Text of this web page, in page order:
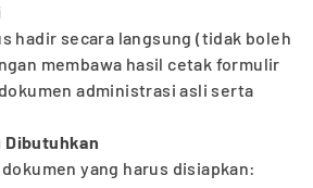
hadir secara langsung (tidak boleh
membawa hasil cetak formulir
administrasi asli serta
Dibutuhkan
yang harus disiapkan: